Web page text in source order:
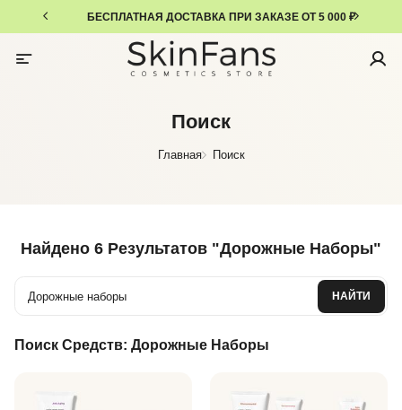
БЕСПЛАТНАЯ ДОСТАВКА ПРИ ЗАКАЗЕ ОТ 5 000 ₽
Поиск
Главная Поиск
Найдено 6 Результатов "Дорожные Наборы"
НАЙТИ
Поиск Средств: Дорожные Наборы